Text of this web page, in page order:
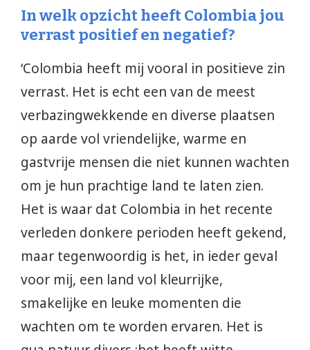
In welk opzicht heeft Colombia jou
verrast positief en negatief?
‘Colombia heeft mij vooral in positieve zin
verrast. Het is echt een van de meest
verbazingwekkende en diverse plaatsen
op aarde vol vriendelijke, warme en
gastvrije mensen die niet kunnen wachten
om je hun prachtige land te laten zien.
Het is waar dat Colombia in het recente
verleden donkere perioden heeft gekend,
maar tegenwoordig is het, in ieder geval
voor mij, een land vol kleurrijke,
smakelijke en leuke momenten die
wachten om te worden ervaren. Het is